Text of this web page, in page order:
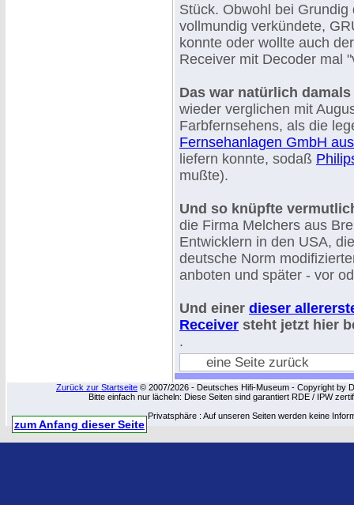
Stück. Obwohl bei
vollmundig verkündete,
konnte oder wollte auch
Receiver mit Decoder mal
Das war natürlich
wieder verglichen mit
Farbfernsehens, als die
Fernsehanlagen GmbH
liefern konnte, sodaß
mußte).
Und so knüpfte
die Firma Melchers aus
Entwicklern in den USA,
deutsche Norm
anboten und später - vor
Und einer dieser
Receiver steht jetzt hier
.
eine Seite zurück
Zurück zur Startseite © 2007/2026 - Deutsches Hifi-Museum - Copyright by
Bitte einfach nur lächeln: Diese Seiten sind garantiert RDE / IPW
Privatsphäre : Auf unseren Seiten werden keine
zum Anfang dieser Seite